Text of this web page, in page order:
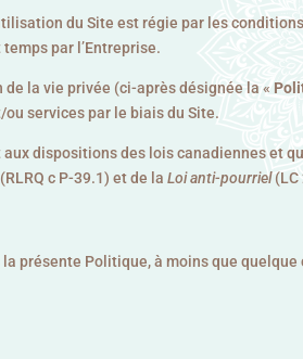
du Site est régie par les
par l’Entreprise.
la vie privée (ci-après désignée la «
services par le biais du Site.
dispositions des lois canadiennes et
(RLRQ c P-39.1) et de laLoi anti-pourriel(LC
présente Politique, à moins que quelque